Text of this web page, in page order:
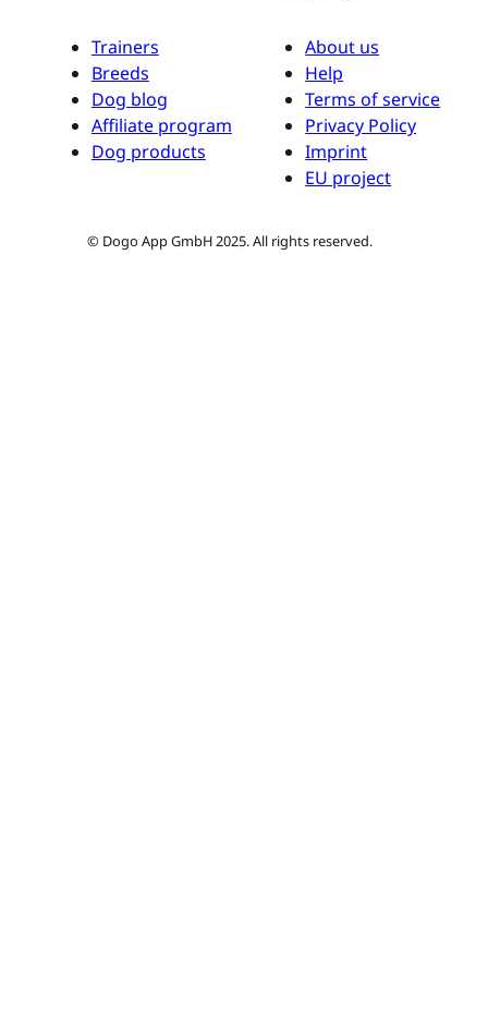
Trainers
Breeds
Dog blog
Affiliate program
Dog products
About us
Help
Terms of service
Privacy Policy
Imprint
EU project
© Dogo App GmbH 2025. All rights reserved.